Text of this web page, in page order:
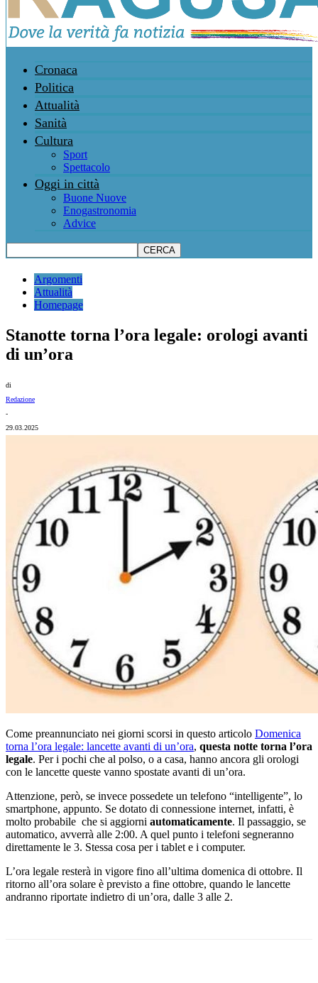
Cronaca
Politica
Attualità
Sanità
Cultura
Sport
Spettacolo
Oggi in città
Buone Nuove
Enogastronomia
Advice
Argomenti
Attualità
Homepage
Stanotte torna l’ora legale: orologi avanti
di un’ora
di
Redazione
-
29.03.2025
Come preannunciato nei giorni scorsi in questo articolo Domenica
torna l’ora legale: lancette avanti di un’ora, questa notte torna l’ora
legale. Per i pochi che al polso, o a casa, hanno ancora gli orologi
con le lancette queste vanno spostate avanti di un’ora.
Attenzione, però, se invece possedete un telefono “intelligente”, lo
smartphone, appunto. Se dotato di connessione internet, infatti, è
molto probabile che si aggiorni automaticamente. Il passaggio, se
automatico, avverrà alle 2:00. A quel punto i telefoni segneranno
direttamente le 3. Stessa cosa per i tablet e i computer.
L’ora legale resterà in vigore fino all’ultima domenica di ottobre. Il
ritorno all’ora solare è previsto a fine ottobre, quando le lancette
andranno riportate indietro di un’ora, dalle 3 alle 2.